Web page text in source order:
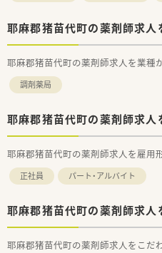
耶麻郡猪苗代町の薬剤師求人
耶麻郡猪苗代町の薬剤師求人を業種
調剤薬局
耶麻郡猪苗代町の薬剤師求人
耶麻郡猪苗代町の薬剤師求人を雇用
正社員 パート・アルバイト
耶麻郡猪苗代町の薬剤師求
耶麻郡猪苗代町の薬剤師求人をこだ